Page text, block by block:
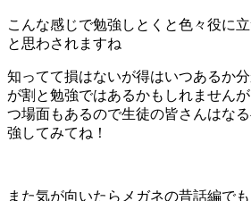
こんな感じで勉強しとくと色々役に
と思わされますね
知ってて損はないが得はいつあるか
が割と勉強ではあるかもしれません
つ場面もあるので生徒の皆さんはな
強してみてね！
また気が向いたらメガネの昔話編で